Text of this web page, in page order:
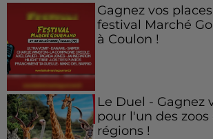
Gagnez vos
festival Marché
à Coulon !
Le Duel - Gagnez
pour l'un des zoos
régions !